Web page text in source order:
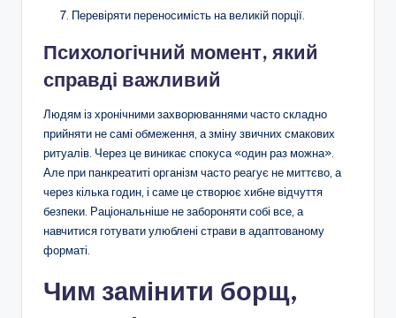
Перевіряти переносимість на великій порції.
Психологічний момент, який
справді важливий
Людям із хронічними захворюваннями часто складно
прийняти не самі обмеження, а зміну звичних смакових
ритуалів. Через це виникає спокуса «один раз можна».
Але при панкреатиті організм часто реагує не миттєво, а
через кілька годин, і саме це створює хибне відчуття
безпеки. Раціональніше не забороняти собі все, а
навчитися готувати улюблені страви в адаптованому
форматі.
Чим замінити борщ,